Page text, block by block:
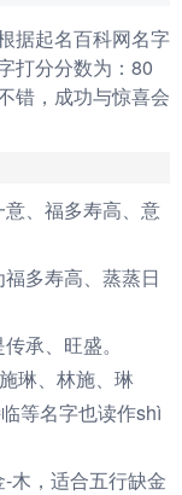
据起名百科网名字
打分分数为：80
错，成功与惊喜会
90分为很好的名
的名字）
、福多寿高、意
多寿高、蒸蒸日
承、旺盛。
琳、林施、琳
等名字也读作shì
木，适合五行缺金